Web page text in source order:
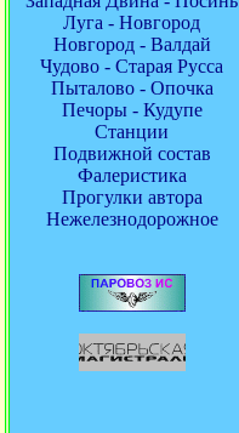
Луга - Новгород
Новгород - Валдай
Чудово - Старая Русса
Пыталово - Опочка
Печоры - Кудупе
Станции
Подвижной состав
Фалеристика
Прогулки автора
Нежелезнодорожное